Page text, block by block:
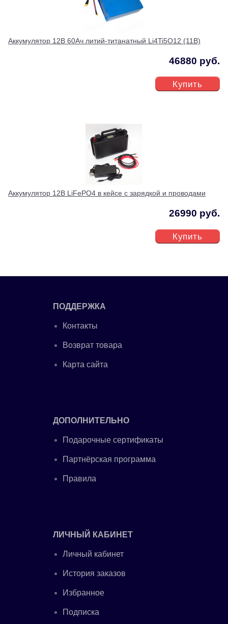
Аккумулятор 12В 60Ач литий-титанатный Li4Ti5O12 (11В)
46880 руб.
Купить
Аккумулятор 12В LiFePO4 в кейсе с зарядкой и проводами
26990 руб.
Купить
ПОДДЕРЖКА
Контакты
Возврат товара
Карта сайта
ДОПОЛНИТЕЛЬНО
Подарочные сертификаты
Партнёрская программа
Правила
ЛИЧНЫЙ КАБИНЕТ
Личный кабинет
История заказов
Избранное
Подписка